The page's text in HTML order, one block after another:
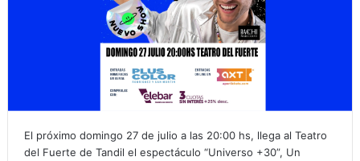
El próximo domingo 27 de julio a las 20:00 hs, llega al Teatro
del Fuerte de Tandil el espectáculo “Universo +30”, Un